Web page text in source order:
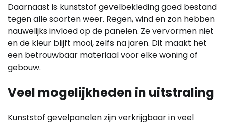
Daarnaast is kunststof gevelbekleding goed bestand
tegen alle soorten weer. Regen, wind en zon hebben
nauwelijks invloed op de panelen. Ze vervormen niet
en de kleur blijft mooi, zelfs na jaren. Dit maakt het
een betrouwbaar materiaal voor elke woning of
gebouw.
Veel mogelijkheden in uitstraling
Kunststof gevelpanelen zijn verkrijgbaar in veel